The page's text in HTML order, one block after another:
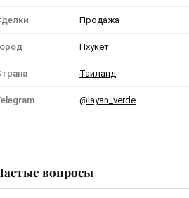
Продажа
Пхукет
Таиланд
@layan_verde
вопросы